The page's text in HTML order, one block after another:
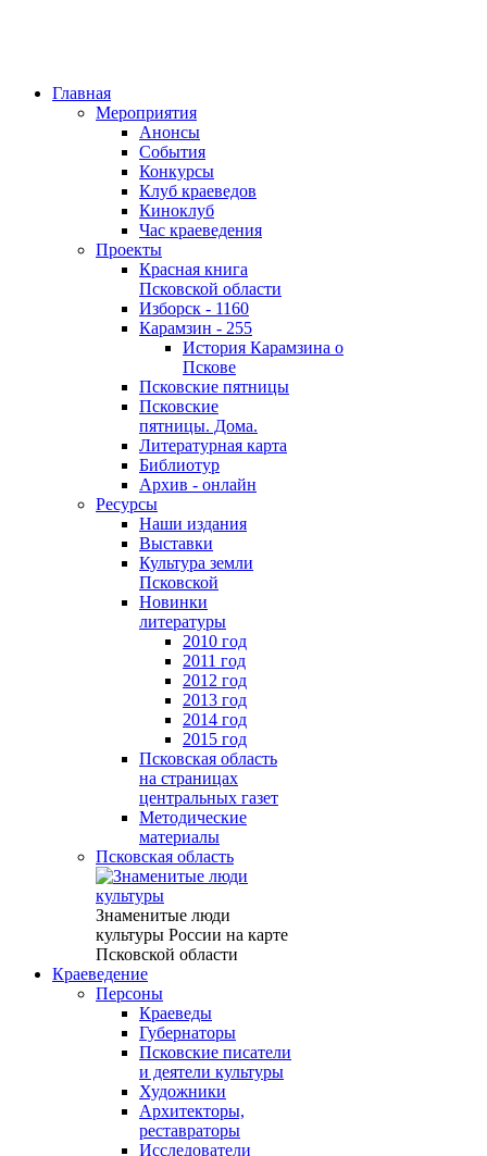
Главная
Мероприятия
Анонсы
События
Конкурсы
Клуб краеведов
Киноклуб
Час краеведения
Проекты
Красная книга
Псковской области
Изборск - 1160
Карамзин - 255
История Карамзина о
Пскове
Псковские пятницы
Псковские
пятницы. Дома.
Литературная карта
Библиотур
Архив - онлайн
Ресурсы
Наши издания
Выставки
Культура земли
Псковской
Новинки
литературы
2010 год
2011 год
2012 год
2013 год
2014 год
2015 год
Псковская область
на страницах
центральных газет
Методические
материалы
Псковская область
Знаменитые люди
культуры России на карте
Псковской области
Краеведение
Персоны
Краеведы
Губернаторы
Псковские писатели
и деятели культуры
Художники
Архитекторы,
реставраторы
Исследователи